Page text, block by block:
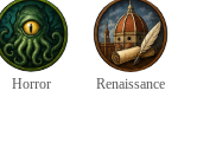
Horror Renaissance